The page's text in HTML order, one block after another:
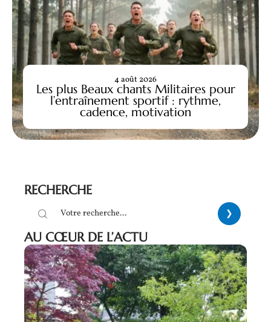
Les plus Beaux chants Militaires pour
l’entraînement sportif : rythme,
cadence, motivation
4 août 2026
RECHERCHE
AU CŒUR DE L’ACTU